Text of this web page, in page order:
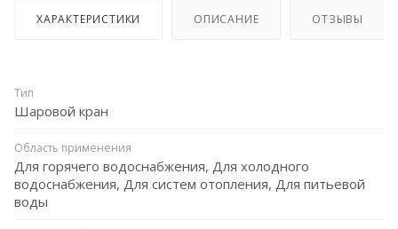
ХАРАКТЕРИСТИКИ ОПИСАНИЕ ОТЗЫВЫ
Тип
Шаровой кран
Область применения
Для горячего водоснабжения, Для холодного
водоснабжения, Для систем отопления, Для питьевой
воды